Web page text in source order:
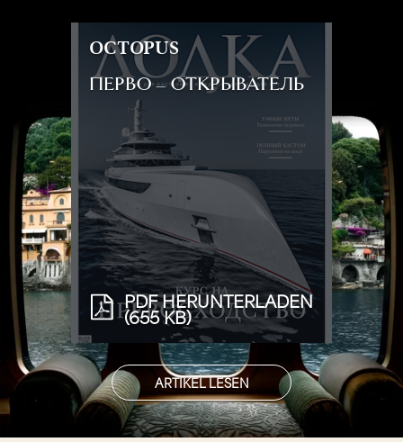
OCTOPUS
ПЕРВО – ОТКРЫВАТЕЛЬ
PDF HERUNTERLADEN
(655 KB)
ARTIKEL LESEN